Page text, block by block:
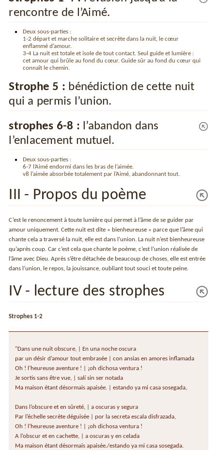
rencontre de l’Aimé.
Deux sous-parties :
1-2 départ et marche solitaire et secrète dans la nuit, le cœur
enflammé d’amour.
3-4 La nuit est totale et isole de tout contact. Seul guide et lumière :
cet amour qui brûle au fond du cœur. Guide sûr au fond du cœur qui
connaît le chemin.
Strophe 5 : bénédiction de cette nuit
qui a permis l’union.
strophes 6-8 : l’abandon dans
l’enlacement mutuel.
Deux sous-parties :
6-7 l’Aimé endormi dans les bras de l’aimée.
v8 l’aimée absorbée totalement par l’Aimé, abandonnant tout.
III - Propos du poème
C’est le renoncement à toute lumière qui permet à l’âme de se guider par
amour uniquement. Cette nuit est dite « bienheureuse » parce que l’âme qui
chante cela a traversé la nuit, elle est dans l’union. La nuit n’est bienheureuse
qu’après coup. Car c’est cela que chante le poème, c’est l’union réalisée de
l’âme avec Dieu. Après s’être détachée de beaucoup de choses, elle est entrée
dans l’union, le repos, la jouissance, oubliant tout souci et toute peine.
IV - lecture des strophes
Strophes 1-2
"Dans une nuit obscure, | En una noche oscura
par un désir d’amour tout embrasée | con ansias en amores inflamada
Oh ! l’heureuse aventure ! | ¡oh dichosa ventura !
Je sortis sans être vue, | salí sin ser notada
Ma maison étant désormais apaisée. | estando ya mi casa sosegada,
Dans l’obscure et en sûreté, | a oscuras y segura
Par l’échelle secrète déguisée | por la secreta escala disfrazada,
Oh ! l’heureuse aventure ! | ¡oh dichosa ventura !
A l’obscur et en cachette, | a oscuras y en celada
Ma maison étant désormais apaisée./estando ya mi casa sosegada.